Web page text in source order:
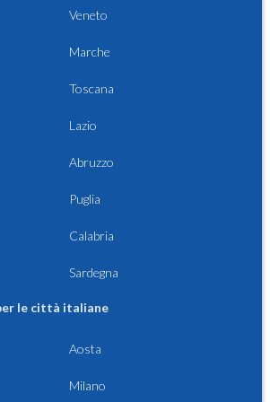
Veneto
Marche
Toscana
Lazio
Abruzzo
Puglia
Calabria
Sardegna
le città italiane
Aosta
Milano